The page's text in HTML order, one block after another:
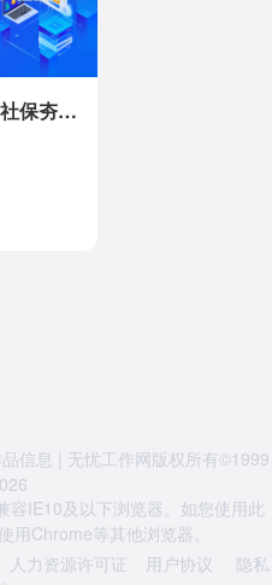
2026社保个税基数合一：社保夯实率分母优化、个税筹划与成本风控全解
信息 | 无忧工作网版权所有©1999
容IE10及以下浏览器。如您使用此
用Chrome等其他浏览器。
人力资源许可证 用户协议
隐私